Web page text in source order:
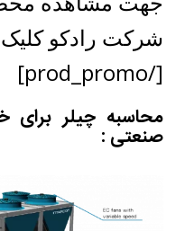
شرکت رادکو کلیک
[/prod_promo]
محاسبه چیلر
صنعتی :